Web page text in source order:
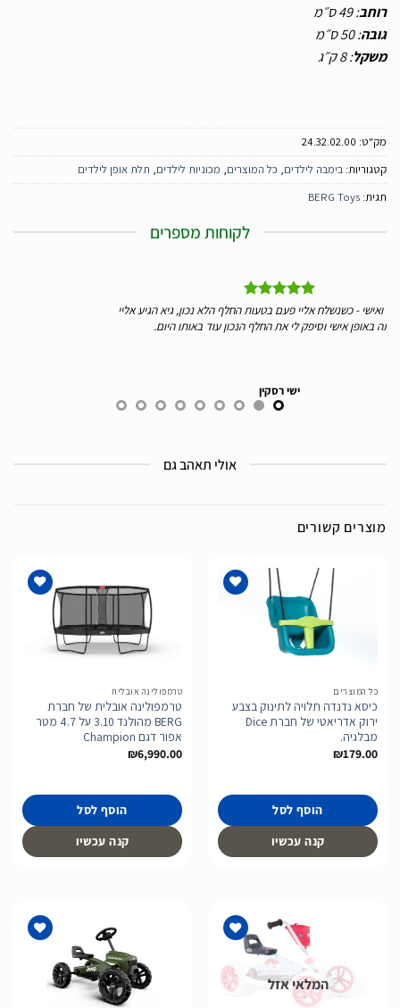
רוחב: 49
ס״מ
גובה: 50
ס״מ
משקל: 8 ק״ג
מק"ט: 24.32.02.00
קטגוריות: בימבה לילדים, כל המוצרים, מכוניות לילדים, תלת אופן לילדים
תגית: BERG Toys
לקוחות מספרים
החלף הלא נכון, גיא הגיע אליי
הנכון עוד באותו היום.
אנחנו לקוחות כבר 7 שנים של ברג. השירות
אולי תאהב גם
מוצרים קשורים
כל המוצרים
כיסא נדנדה תלויה לתינוק בצבע
ירוק אדריאטי של חברת Dice
מבלגיה.
₪179.00
הוסף לסל
קנה עכשיו
טרמפולינה אובלית
טרמפולינה אובלית של חברת
BERG מהולנד 3.10 על 4.7 מטר
אפור דגם Champion
₪6,990.00
הוסף לסל
קנה עכשיו
הוסף
לרשימת
המלאי אזל